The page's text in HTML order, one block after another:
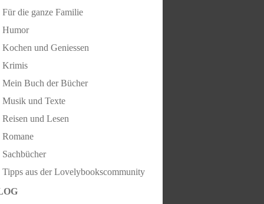
Für die ganze Familie
Humor
Kochen und Geniessen
Krimis
Mein Buch der Bücher
Musik und Texte
Reisen und Lesen
Romane
Sachbücher
Tipps aus der Lovelybookscommunity